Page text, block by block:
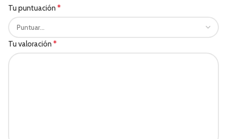
Tu puntuación *
Tu valoración *